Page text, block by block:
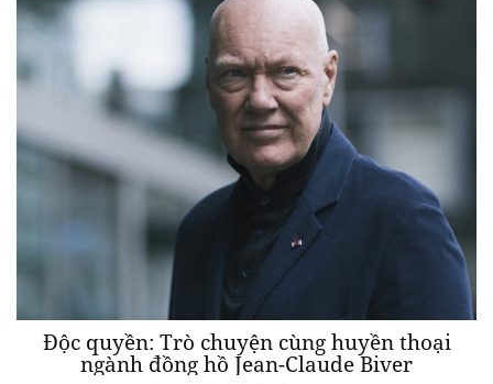
Độc quyền: Trò chuyện cùng huyền thoại
ngành đồng hồ Jean-Claude Biver